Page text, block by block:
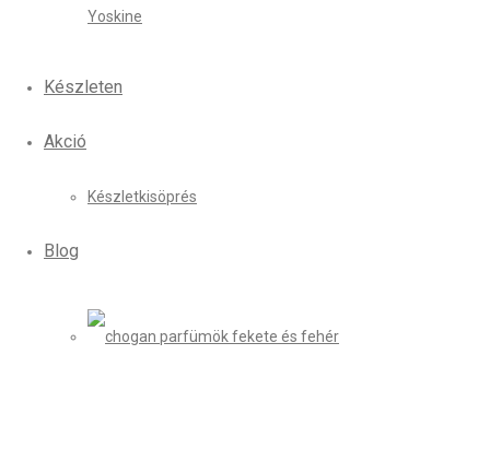
Yoskine
Készleten
Akció
Készletkisöprés
Blog